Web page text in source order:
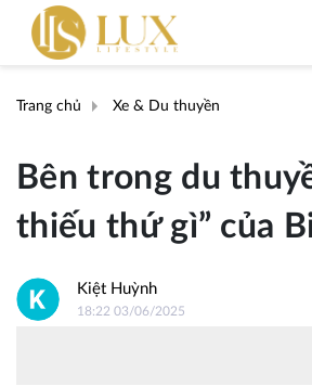
Trang chủ Xe & Du thuyền
Bên trong du
thiếu thứ gì” của
Kiệt Huỳnh
18:22 03/06/2025